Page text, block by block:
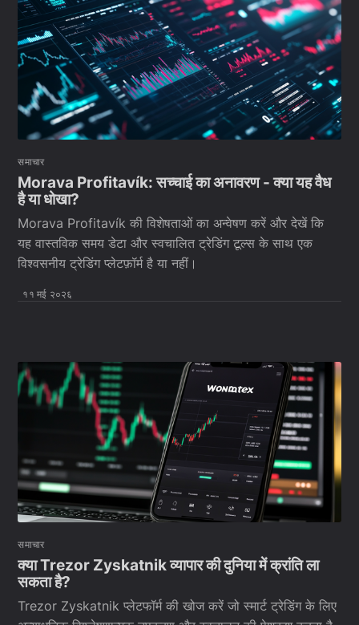
समाचार
Morava Profitavík: सच्चाई का अनावरण - क्या यह वैध
है या धोखा?
Morava Profitavík की विशेषताओं का अन्वेषण करें और देखें कि
यह वास्तविक समय डेटा और स्वचालित ट्रेडिंग टूल्स के साथ एक
विश्वसनीय ट्रेडिंग प्लेटफ़ॉर्म है या नहीं।
११ मई २०२६
समाचार
क्या Trezor Zyskatnik व्यापार की दुनिया में क्रांति ला
सकता है?
Trezor Zyskatnik प्लेटफॉर्म की खोज करें जो स्मार्ट ट्रेडिंग के लिए